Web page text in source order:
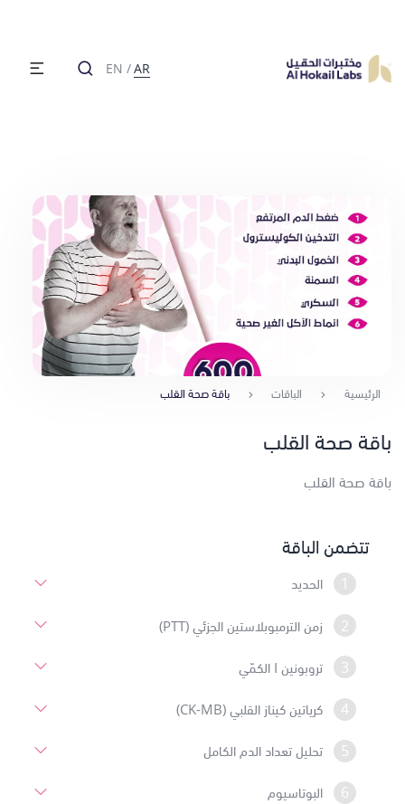
EN / AR
الرئيسية الباقات باقة صحة القلب
باقة صحة القلب
باقة صحة القلب
تتضمن الباقة
1 الحديد
2 زمن الترمبوبلاستين الجزئي (PTT)
3 تروبونين I الكمّي
4 كرياتين كيناز القلبي (CK-MB)
5 تحليل تعداد الدم الكامل
6 البوتاسيوم